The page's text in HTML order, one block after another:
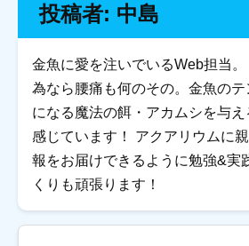
投稿者: 中島
金魚に愛を注いでいるWeb担当
為なら腰痛も何のその。金魚の
になる魔法の餌・アカムシを与
感じています！ アクアリウムに
報をお届けできるように勉強&実
くりも頑張ります！